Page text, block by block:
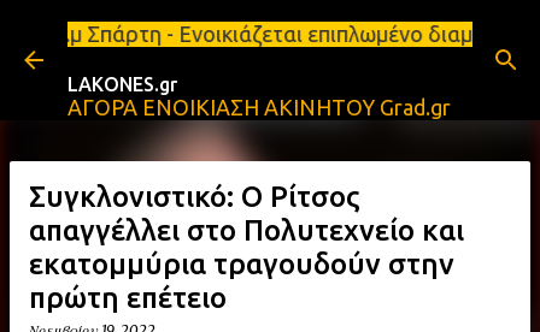
Μετάβαση στο κύριο περιεχόμενο
- Ενοικιάζεται επιπλωμένο
LAKONES.gr
ΑΓΟΡΑ ΕΝΟΙΚΙΑΣΗ ΑΚΙΝΗΤΟΥ Grad.gr
Συγκλονιστικό: Ο Ρίτσος
απαγγέλλει στο Πολυτεχνείο και
εκατομμύρια τραγουδούν στην
πρώτη επέτειο